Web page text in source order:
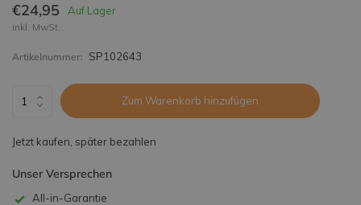
€24,95 Auf Lager
inkl. MwSt.
Artikelnummer: SP102643
Zum Warenkorb hinzufügen
Jetzt kaufen, später bezahlen
Unser Versprechen
All-in-Garantie